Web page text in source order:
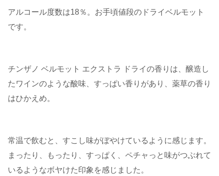
アルコール度数は18％。お手頃値段のドライベルモット
です。
チンザノ ベルモット エクストラ ドライの香りは、醸造し
たワインのような酸味、すっぱい香りがあり、薬草の香り
はひかえめ。
常温で飲むと、すこし味がぼやけているように感じます。
まったり、もったり、すっぱく、ペチャっと味がつぶれて
いるようなボヤけた印象を感じました。